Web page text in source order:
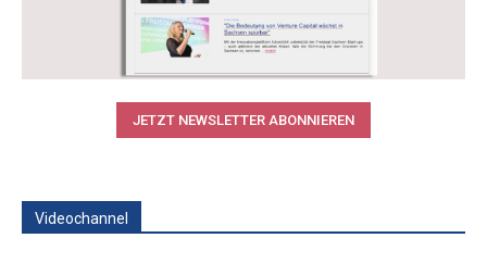
JETZT NEWSLETTER ABONNIEREN
Videochannel